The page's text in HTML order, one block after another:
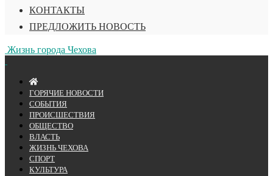
КОНТАКТЫ
ПРЕДЛОЖИТЬ НОВОСТЬ
Жизнь города Чехова
ГОРЯЧИЕ НОВОСТИ
СОБЫТИЯ
ПРОИСШЕСТВИЯ
ОБЩЕСТВО
ВЛАСТЬ
ЖИЗНЬ ЧЕХОВА
СПОРТ
КУЛЬТУРА